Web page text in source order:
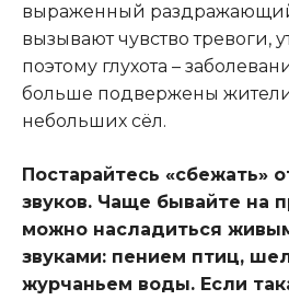
выраженный
вызывают чувство тревоги,
поэтому глухота –
больше подвержены
небольших сёл.
Постарайтесь «сбежать»
звуков. Чаще бывайте на
можно насладиться
звуками: пением птиц,
журчаньем воды. Если